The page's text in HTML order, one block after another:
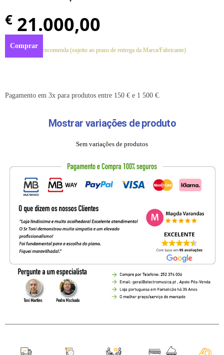
€ 21.000,00
Disponível por encomenda (sujeito ao prazo de entrega da Marca/Fabricante)
Comprar
Pagamento em 3x para produtos entre 150 € e 1 500 €.
Mostrar variações de produto
Sem variações de produtos